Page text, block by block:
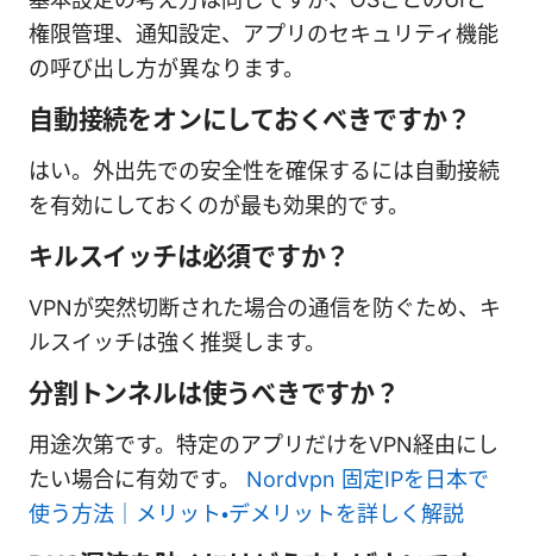
権限管理、通知設定、アプリのセキュリティ機能
の呼び出し方が異なります。
自動接続をオンにしておくべきですか？
はい。外出先での安全性を確保するには自動接続
を有効にしておくのが最も効果的です。
キルスイッチは必須ですか？
VPNが突然切断された場合の通信を防ぐため、キ
ルスイッチは強く推奨します。
分割トンネルは使うべきですか？
用途次第です。特定のアプリだけをVPN経由にし
たい場合に有効です。 Nordvpn 固定IPを日本で
使う方法｜メリット・デメリットを詳しく解説